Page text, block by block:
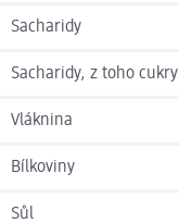
Sacharidy
Sacharidy, z toho cukry
Vláknina
Bílkoviny
Sůl